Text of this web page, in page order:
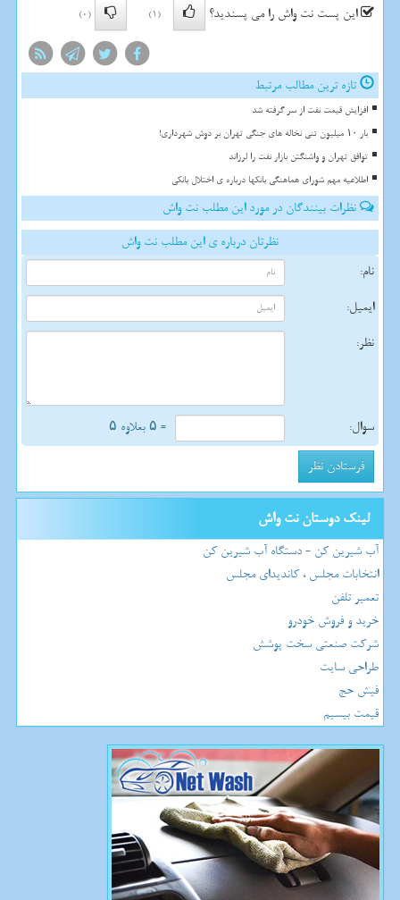
این پست نت واش را می پسندید؟ (1)
(0)
تازه ترین مطالب مرتبط
افزایش قیمت نفت از سر گرفته شد
بار ۱۰ میلیون تنی نخاله های جنگی تهران بر دوش شهرداری!
توافق تهران و واشنگتن بازار نفت را لرزاند
اطلاعیه مهم شورای هماهنگی بانکها درباره ی اختلال بانکی
نظرات بینندگان در مورد این مطلب نت واش
نظرتان درباره ی این مطلب نت واش
نام:
ایمیل:
نظر:
سوال: = ۵ بعلاوه ۵
لینک دوستان نت واش
آب شیرین کن - دستگاه آب شیرین کن
انتخابات مجلس ، کاندیدای مجلس
تعمیر تلفن
خرید و فروش خودرو
شرکت صنعتی سخت پوشش
طراحی سایت
فیش حج
قیمت بیسیم